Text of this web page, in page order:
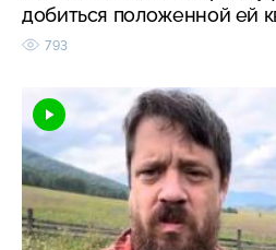
добиться положенной ей
793